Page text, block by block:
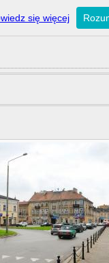
się więcej